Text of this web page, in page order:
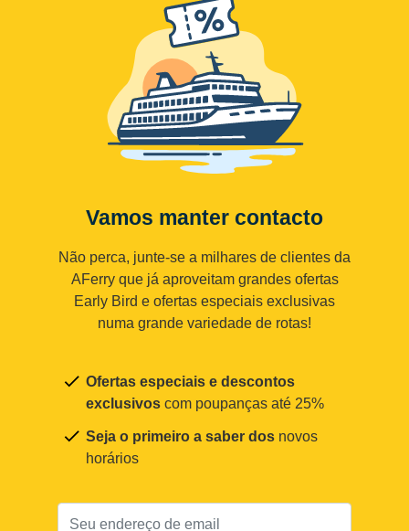
Vamos manter contacto
Não perca, junte-se a milhares de clientes da
AFerry que já aproveitam grandes ofertas
Early Bird e ofertas especiais exclusivas
numa grande variedade de rotas!
Ofertas especiais e descontos
exclusivos com poupanças até 25%
Seja o primeiro a saber dos novos
horários